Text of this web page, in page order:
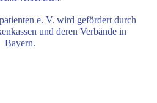
e. V. wird gefördert durch
und deren Verbände in
Bayern.